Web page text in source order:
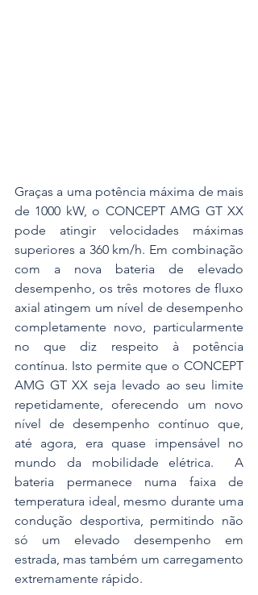
Graças a uma potência máxima de mais
de 1000 kW, o CONCEPT AMG GT XX
pode atingir velocidades máximas
superiores a 360 km/h. Em combinação
com a nova bateria de elevado
desempenho, os três motores de fluxo
axial atingem um nível de desempenho
completamente novo, particularmente
no que diz respeito à potência
contínua. Isto permite que o CONCEPT
AMG GT XX seja levado ao seu limite
repetidamente, oferecendo um novo
nível de desempenho contínuo que,
até agora, era quase impensável no
mundo da mobilidade elétrica.  A
bateria permanece numa faixa de
temperatura ideal, mesmo durante uma
condução desportiva, permitindo não
só um elevado desempenho em
estrada, mas também um carregamento
extremamente rápido.